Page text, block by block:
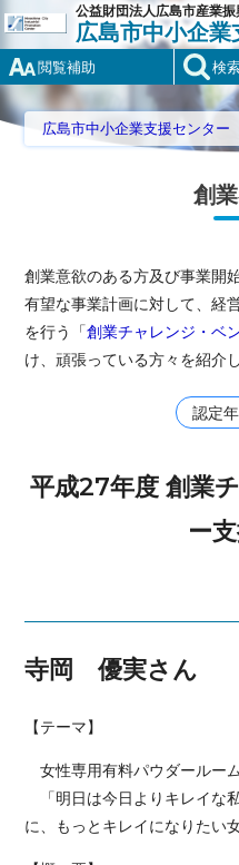
公益財団法人広島市産業
広島市中小企業
閲覧補助 検
広島市中小企業支援センター
創
創業意欲のある方及び事業開
有望な事業計画に対して、経
を行う「創業チャレンジ・ベ
け、頑張っている方々を紹介し
認定
平成27年度 創業
ー
寺岡 優実さん
【テーマ】
女性専用有料パウダールー
「明日は今日よりキレイな
に、もっとキレイになりたい